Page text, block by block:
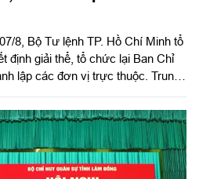
các đơn vị trực
8, Bộ Tư lệnh TP. Hồ Chí Minh tổ
định giải thể, tổ chức lại Ban Chỉ
lập các đơn vị trực thuộc. Trung
Phó Bí thư Đảng ủy, Tư lệnh
Thiếu tướng Vũ Văn Điền, Ủy
Tư lệnh Bộ Tư lệnh TP. Hồ Chí